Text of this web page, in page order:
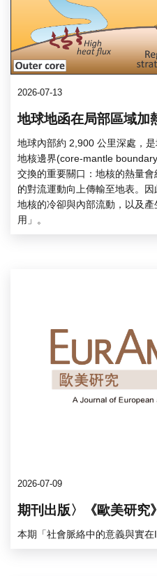
2026-07-13
地球地函在局部區域加
地球內部約 2,900 公里深處，
地核邊界(core-mantle
交換的重要關口：地核的熱量
的對流運動向上傳輸至地表。
地核的冷卻與內部流動，以及
用」。
2026-07-09
期刊出版〉《歐美研究
本期「社會脈絡中的意義與實